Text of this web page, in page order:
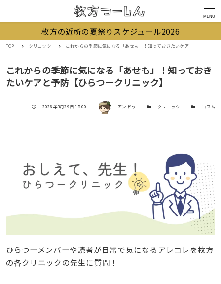
MENU
枚方の近所の夏祭りスケジュール2026
TOP クリニック これからの季節に気になる「あせも」！知っておきたいケアと予防【ひらつークリニック】
これからの季節に気になる「あせも」！知っておき
たいケアと予防【ひらつークリニック】
投稿日
2026年5月29日 15:00 著者 アンドゥ カテゴリークリニック カテゴリー
コラム
ひらつーメンバーや読者が日常で気になるアレコレを枚方
の各クリニックの先生に質問！